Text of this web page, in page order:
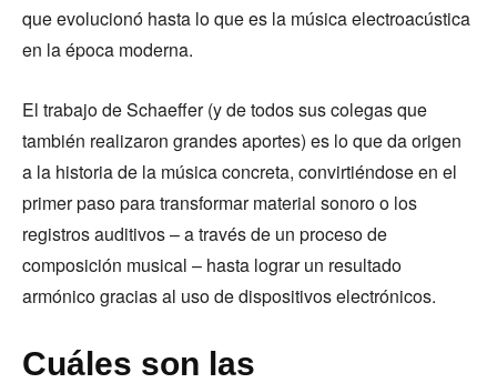
que evolucionó hasta lo que es la música electroacústica
en la época moderna.
El trabajo de Schaeffer (y de todos sus colegas que
también realizaron grandes aportes) es lo que da origen
a la historia de la música concreta, convirtiéndose en el
primer paso para transformar material sonoro o los
registros auditivos – a través de un proceso de
composición musical – hasta lograr un resultado
armónico gracias al uso de dispositivos electrónicos.
Cuáles son las